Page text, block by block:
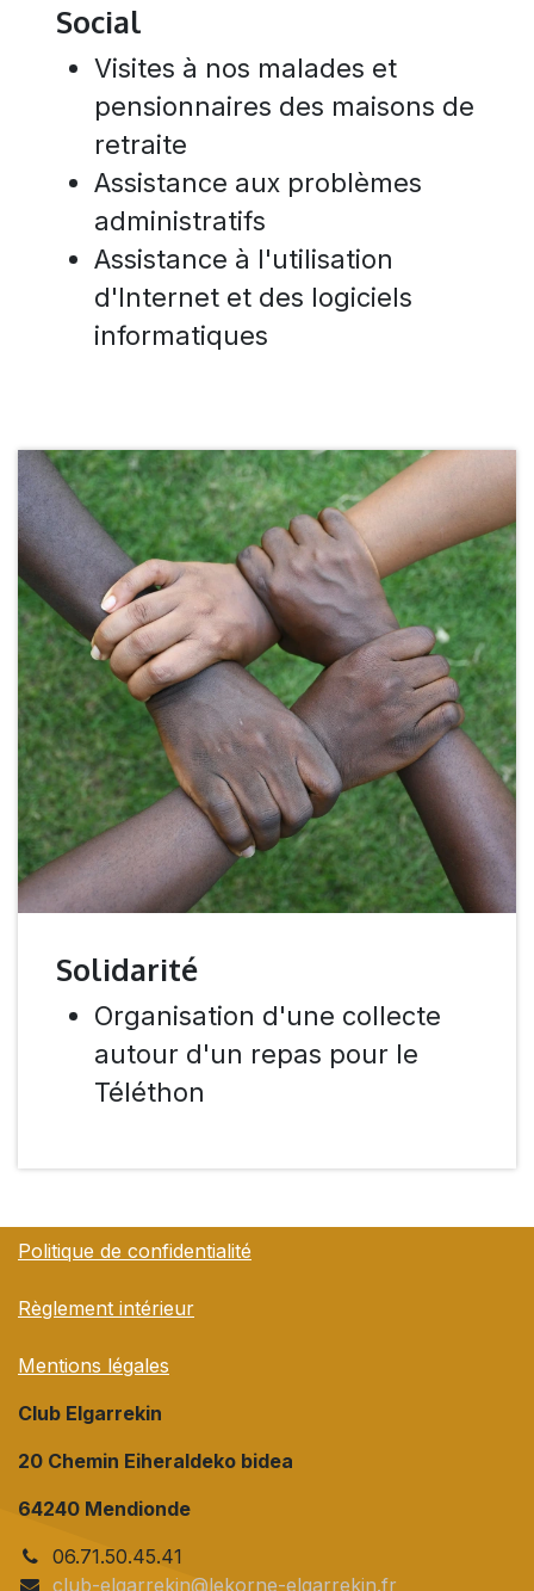
Social
Visites à nos malades et
pensionnaires des maisons de
retraite
Assistance aux problèmes
administratifs
Assistance à l'utilisation
d'Internet et des logiciels
informatiques
Solidarité
Organisation d'une collecte
autour d'un repas pour le
Téléthon
Politique de confidentialité
Règlement intérieur
Mentions légales
Club Elgarrekin
20 Chemin Eiheraldeko bidea
64240 Mendionde
06.71.50.45.41
club-elgarrekin@lekorne-elgarrekin.fr